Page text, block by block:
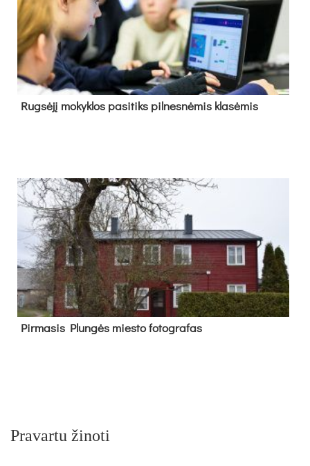
Rug­sė­jį mo­kyk­los pa­si­tiks pil­nes­nė­mis kla­sė­mis
Pir­ma­sis Plun­gės mies­to fo­tog­ra­fas
Pravartu žinoti